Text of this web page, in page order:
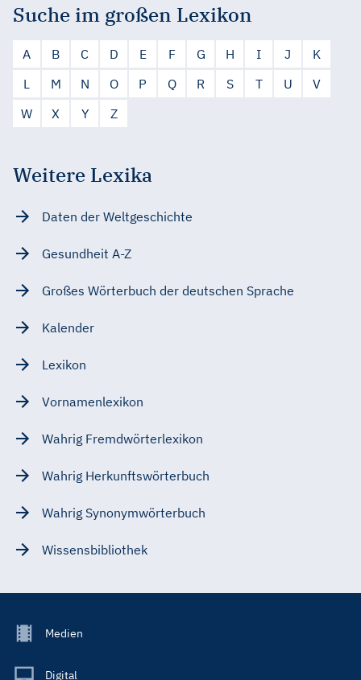
Suche im großen Lexikon
A B C D E F G H I J
K
L
M N O P Q R S T U
V
W
X Y Z
Weitere Lexika
Daten der Weltgeschichte
Gesundheit A-Z
Großes Wörterbuch der deutschen Sprache
Kalender
Lexikon
Vornamenlexikon
Wahrig Fremdwörterlexikon
Wahrig Herkunftswörterbuch
Wahrig Synonymwörterbuch
Wissensbibliothek
Footer
Main
Medien
Digital